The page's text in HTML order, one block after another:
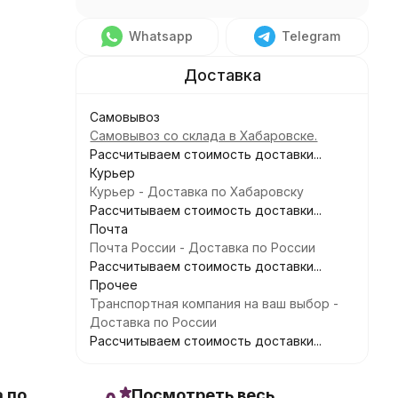
Whatsapp Telegram
Самовывоз
Самовывоз со склада в Хабаровске.
Рассчитываем стоимость доставки...
Курьер
Курьер - Доставка по Хабаровску
Рассчитываем стоимость доставки...
Почта
Почта России - Доставка по России
Рассчитываем стоимость доставки...
Прочее
Транспортная компания на ваш выбор -
Доставка по России
Рассчитываем стоимость доставки...